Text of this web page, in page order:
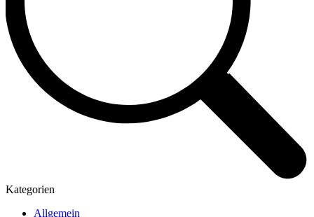
Kategorien
Allgemein